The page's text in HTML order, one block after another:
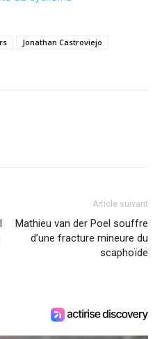
Jonathan Castroviejo
Article suivant
Mathieu van der Poel souffre
d’une fracture mineure du
scaphoïde